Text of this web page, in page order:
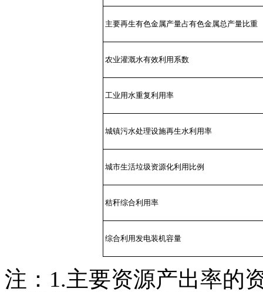
主要再生有色金属产量占有色金属总产量比重
农业灌溉水有效利用系数
工业用水重复利用率
城镇污水处理设施再生水利用率
城市生活垃圾资源化利用比例
秸秆综合利用率
综合利用发电装机容量
注：1.主要资源产出率的